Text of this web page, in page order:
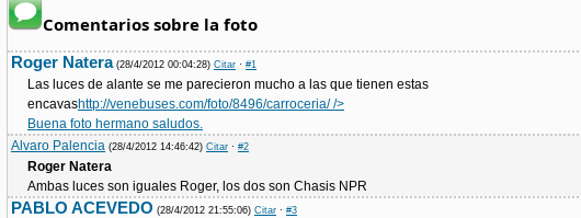
Comentarios sobre la foto
Roger Natera (28/4/2012 00:04:28) Citar · #1
Las luces de alante se me parecieron mucho a las que tienen estas
encavashttp://venebuses.com/foto/8496/carroceria//>
Buena foto hermano saludos.
Alvaro Palencia (28/4/2012 14:46:42) Citar · #2
Roger Natera
Ambas luces son iguales Roger, los dos son Chasis NPR
PABLO ACEVEDO (28/4/2012 21:55:06) Citar · #3